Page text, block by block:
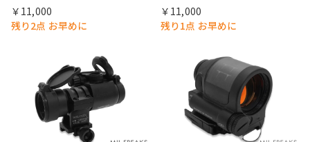
￥11,000
残り2点 お早めに
￥11,000
残り1点 お早めに